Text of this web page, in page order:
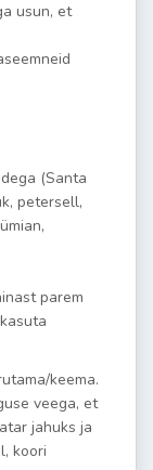
usun, et
(Santa
petersell,
parem
keema.
veega, et
jahuks ja
koori